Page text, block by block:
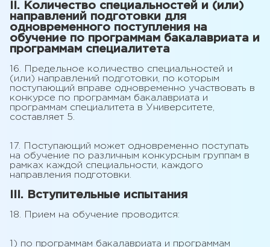
II. Количество специальностей и (или)
направлений подготовки для
одновременного поступления на
обучение по программам бакалавриата и
программам специалитета
16. Предельное количество специальностей и
(или) направлений подготовки, по которым
поступающий вправе одновременно участвовать в
конкурсе по программам бакалавриата и
программам специалитета в Университете,
составляет 5.
17. Поступающий может одновременно поступать
на обучение по различным конкурсным группам в
рамках каждой специальности, каждого
направления подготовки.
III. Вступительные испытания
18. Прием на обучение проводится:
1) по программам бакалавриата и программам